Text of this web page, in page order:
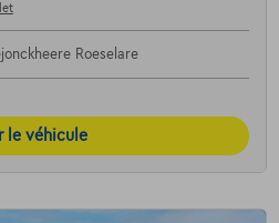
Roeselare
le véhicule